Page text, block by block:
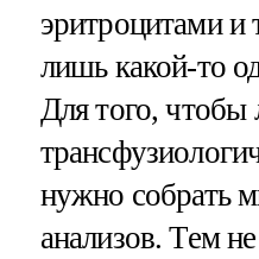
эритроцитами и
лишь какой-то
Для того, чтобы
нужно собрать
анализов. Тем